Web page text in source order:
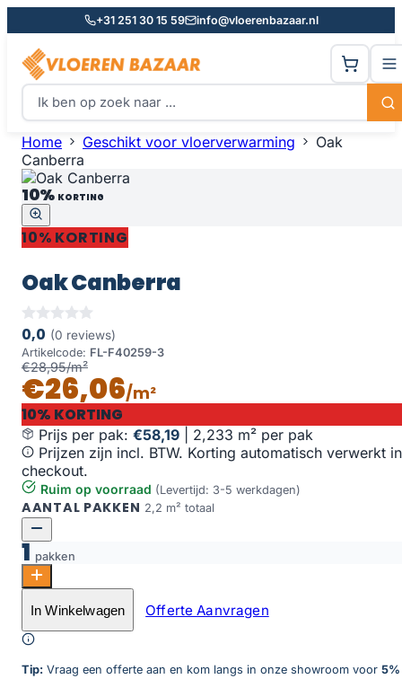
+31 251 30 15 59 info@vloerenbazaar.nl
Home Geschikt voor vloerverwarming
Oak
Canberra
10% KORTING
10% KORTING
Oak Canberra
0,0 (0 reviews)
Artikelcode: FL-F40259-3
€28,95/m²
€26,06/m²
10% KORTING
Prijs per pak: €58,19
2,233 m² per pak
Prijzen zijn incl. BTW. Korting automatisch verwerkt in
checkout.
Ruim op voorraad (Levertijd: 3-5 werkdagen)
AANTAL PAKKEN 2,2 m² totaal
1 pakken
Oak Canberra aantal
Toevoegen aan winkelwagen
In Winkelwagen Offerte Aanvragen
Tip: Vraag een offerte aan en kom langs in onze showroom voor 5%